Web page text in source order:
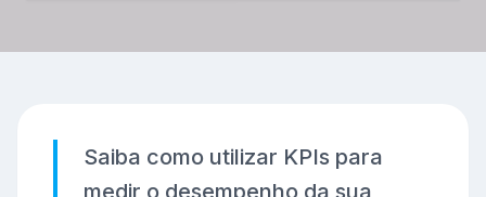
Saiba como utilizar KPIs para
medir o desempenho da sua